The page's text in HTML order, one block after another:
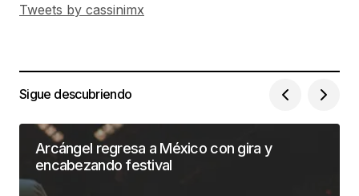
Tweets by cassinimx
Sigue descubriendo
Arcángel regresa a México con gira y
encabezando festival